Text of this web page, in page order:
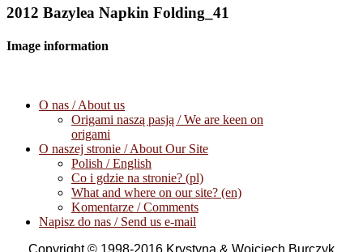
2012 Bazylea Napkin Folding_41
Image information
O nas / About us
Origami naszą pasją / We are keen on
origami
O naszej stronie / About Our Site
Polish / English
Co i gdzie na stronie? (pl)
What and where on our site? (en)
Komentarze / Comments
Napisz do nas / Send us e-mail
Copyright © 1998-2016 Krystyna & Wojciech Burczyk